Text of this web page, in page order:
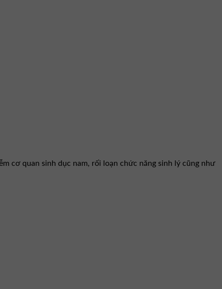
cơ quan sinh dục nam, rối loạn chức năng sinh lý cũng như